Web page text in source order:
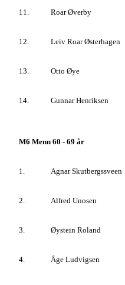
11. Roar Øverby
12. Leiv Roar Østerhagen
13. Otto Øye
14. Gunnar Henriksen
M6 Menn 60 - 69 år
1. Agnar Skutbergssveen
2. Alfred Unosen
3. Øystein Roland
4. Åge Ludvigsen